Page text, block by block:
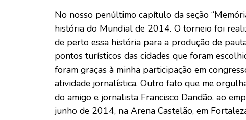
No nosso penúltimo capítulo da seção
história do Mundial de 2014. O torneio foi
de perto essa história para a produção de
pontos turísticos das cidades que foram
foram graças à minha participação em
atividade jornalística. Outro fato que me
do amigo e jornalista Francisco Dandão, ao
junho de 2014, na Arena Castelão, em